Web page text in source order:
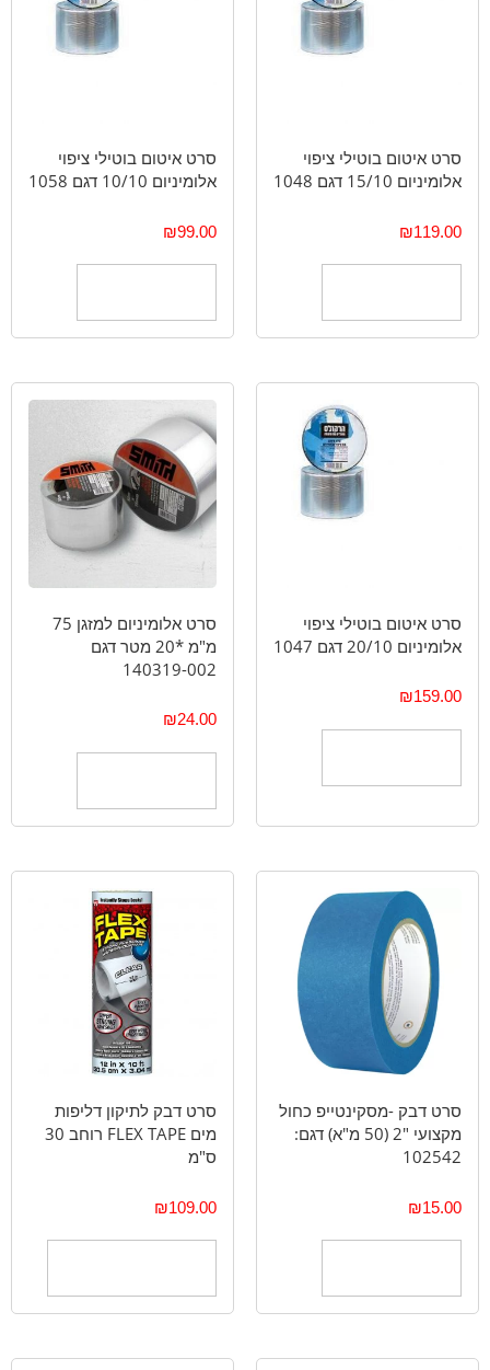
סרט איטום בוטילי ציפוי
אלומיניום 15/10 דגם 1048
₪119.00
סרט איטום בוטילי ציפוי
אלומיניום 10/10 דגם 1058
₪99.00
סרט איטום בוטילי ציפוי
אלומיניום 20/10 דגם 1047
₪159.00
סרט אלומיניום למזגן 75
מ"מ *20 מטר דגם
140319-002
₪24.00
סרט דבק -מסקינטייפ כחול
מקצועי "2 (50 מ"א) דגם:
102542
₪15.00
סרט דבק לתיקון דליפות
מים FLEX TAPE רוחב 30
ס"מ
₪109.00